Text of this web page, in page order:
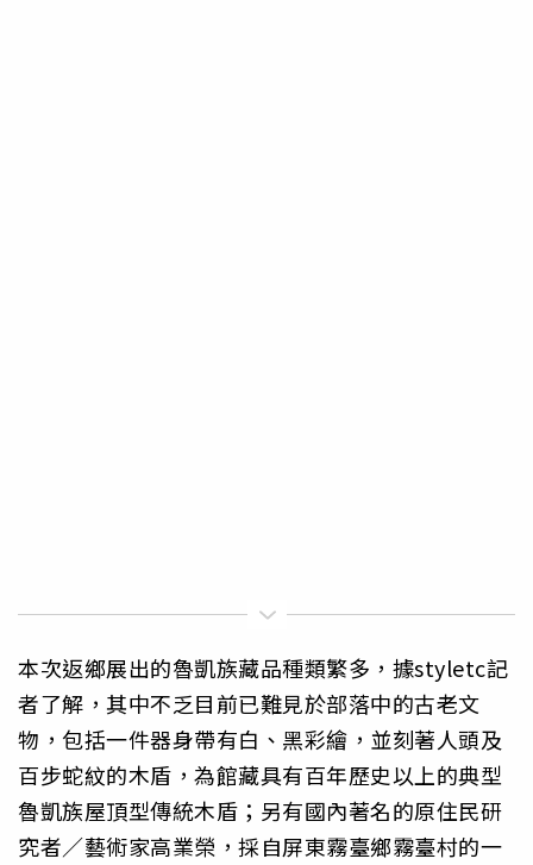
本次返鄉展出的魯凱族藏品種類繁多，據styletc記
者了解， 其中不乏目前已難見於部落中的古老文
物，包括一件器身帶有白、 黑彩繪，並刻著人頭及
百步蛇紋的木盾， 為館藏具有百年歷史以上的典型
魯凱族屋頂型傳統木盾； 另有國內著名的原住民研
究者／藝術家高業榮， 採自屏東霧臺鄉霧臺村的一